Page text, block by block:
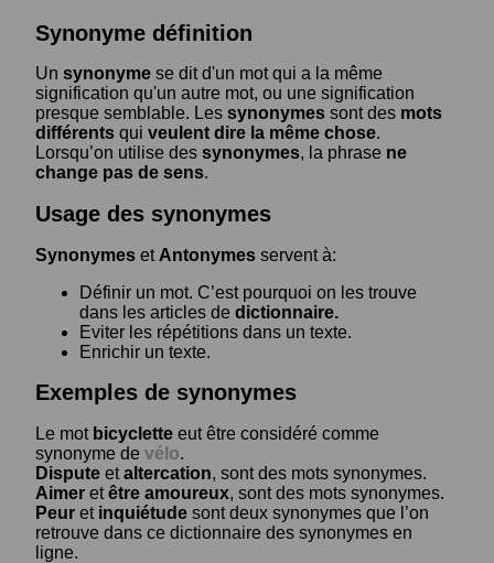
Synonyme définition
Un synonyme se dit d'un mot qui a la même
signification qu'un autre mot, ou une signification
presque semblable. Les synonymes sont des mots
différents qui veulent dire la même chose.
Lorsqu’on utilise des synonymes, la phrase ne
change pas de sens.
Usage des synonymes
Synonymes et Antonymes servent à:
Définir un mot. C’est pourquoi on les trouve
dans les articles de dictionnaire.
Eviter les répétitions dans un texte.
Enrichir un texte.
Exemples de synonymes
Le mot bicyclette eut être considéré comme
synonyme de vélo.
Dispute etaltercation, sont des mots synonymes.
Aimer etêtre amoureux, sont des mots synonymes.
Peur et inquiétude sont deux synonymes que l’on
retrouve dans ce dictionnaire des synonymes en
ligne.